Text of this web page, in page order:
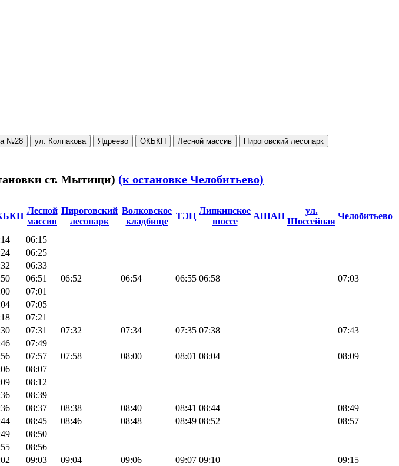
№28 ул. Колпакова Ядреево ОКБКП Лесной массив
Пироговский лесопарк
ст. Мытищи) (к остановке Челобитьево)
Лесной
массив
Пироговский
лесопарк
Волковское
кладбище
ТЭЦ
Липкинское
шоссе
АШАН
ул.
Шоссейная
Челобитьево
06:15
06:25
06:33
06:51 06:52 06:54 06:55 06:58
07:03
07:01
07:05
07:21
07:31 07:32 07:34 07:35 07:38
07:43
07:49
07:57 07:58 08:00 08:01 08:04
08:09
08:07
08:12
08:39
08:37 08:38 08:40 08:41 08:44
08:49
08:45 08:46 08:48 08:49 08:52
08:57
08:50
08:56
09:03 09:04 09:06 09:07 09:10
09:15